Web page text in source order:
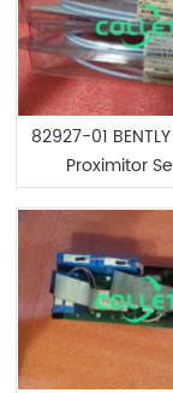
82927-01
Proximitor